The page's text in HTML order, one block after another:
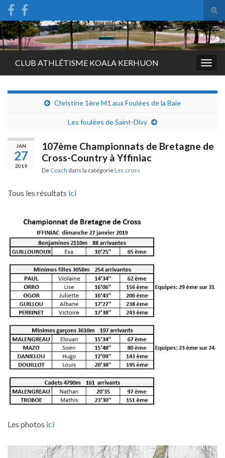
Search for:
CLUB ATHLÉTISME KOALA KERHUON
Christine 1ère M1 aux Foulées de la Baie
Les foulées de Saint-Divy
JAN
27
2019
107ème Championnats de Bretagne de
Cross-Country à Yffiniac
De Coach dans la catégorieLes cross
Tous les résultats ici
Les photos ici